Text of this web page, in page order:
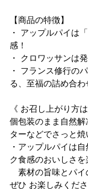
【商品の特徴】
・ アップルパイは
感！
・ クロワッサンは
・ フランス修行の
る、至福の詰め合わ
《 お召し上がり方
個包装のまま自然
ターなどでさっと焼
・アップルパイは
ク食感のおいしさを
素材の旨味とパイ
ぜひ お楽しみくださ